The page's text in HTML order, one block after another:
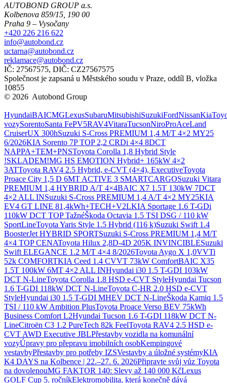
AUTOBOND GROUP a.s.
Kolbenova 859/15, 190 00
Praha 9 – Vysočany
+420 226 216 622
info@autobond.cz
uctarna@autobond.cz
reklamace@autobond.cz
IČ: 27567575, DIČ: CZ27567575
Společnost je zapsaná u Městského soudu v Praze, oddíl B, vložka
10855
© 2026 Autobond Group
HyundaiBAICMGLexusSubaruMitsubishiSuzukiFordNissanKia
vozySorentoSanta FePV5RAV4VitaraTucsonNiroProAceLand
CruiserUX 300hSuzuki S-Cross PREMIUM 1,4 M/T 4×2 MY25
6/2026KIA Sorento 7P TOP 2,2 CRDi 4×4 8DCT
NAPPA+TEM+PNSToyota Corolla 1,8 Hybrid Style
!SKLADEM!MG HS EMOTION Hybrid+ 165kW 4×2
3ATToyota RAV4 2.5 Hybrid, e-CVT (4×4), ExecutiveToyota
Proace City 1,5 D 6MT ACTIVE 3 SMARTCARGOSuzuki Vitara
PREMIUM 1,4 HYBRID A/T 4×4BAIC X7 1.5T 130kW 7DCT
4×2 ALL INSuzuki S-Cross PREMIUM 1,4 A/T 4×2 MY25KIA
EV4 GT LINE 81,4kWh+TECH+V2LKIA Sportage 1.6 T-GDi
110kW DCT TOP TažnéŠkoda Octavia 1.5 TSI DSG / 110 kW
SportLineToyota Yaris Style 1.5 Hybrid (116 k)Suzuki Swift 1.4
BoosterJet HYBRID SPORTSuzuki S-Cross PREMIUM 1,4 M/T
4×4 TOP CENAToyota Hilux 2,8D-4D 205K INVINCIBLESuzuki
Swift ELEGANCE 1.2 M/T 4×4 8/2026Toyota Aygo X 1,0VVTi
52k COMFORTKIA Ceed 1.4 CVVT 73kW ComfortBAIC X35
1.5T 100kW 6MT 4×2 ALL INHyundai i30 1.5 T-GDI 103kW
DCT N-LineToyota Corolla 1.8 HSD e-CVT StyleHyundai Tucson
1.6 T-GDI 118kW DCT N-LineToyota C-HR 2.0 HSD e-CVT
StyleHyundai i30 1.5 T-GDI MHEV DCT N-LineŠkoda Kamiq 1.5
TSI / 110 kW Ambition PlusToyota Proace Verso BEV 75kWh
Business Comfort L2Hyundai Tucson 1.6 T-GDI 118kW DCT N-
LineCitroën C3 1.2 PureTech 82k FeelToyota RAV4 2.5 HSD e-
CVT AWD Executive JBLPřestavby vozidla na komunální
vozyÚpravy pro přepravu imobilních osobKempingové
vestavbyPřestavby pro potřeby IZSVestavby a úložné systémyKIA
K4 DAYS na Kolbence | 22.–27. 6. 2026Připravte svůj vůz Toyota
na dovolenouMG FAKTOR 140: Slevy až 140 000 KčLexus
GOLF Cup 5. ročníkElektromobilita, která konečně dává